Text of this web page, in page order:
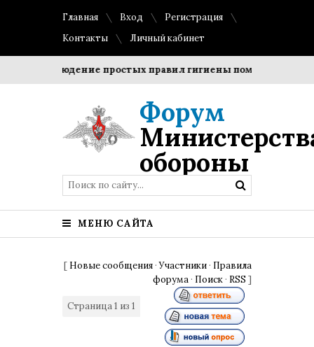
Главная Вход
Регистрация
Контакты
Личный кабинет
Соблюдение простых правил гигиены помогает
Форум
обороны
МЕНЮ САЙТА
[ Новые сообщения ·Участники · Правила
форума · Поиск · RSS ]
Страница1 из 1